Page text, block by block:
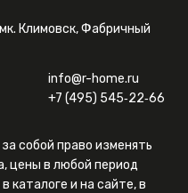
Климовск, Фабричный
info@r-home.ru
+7 (495) 545‑22‑66
собой право изменять
цены в любой период
каталоге и на сайте, в